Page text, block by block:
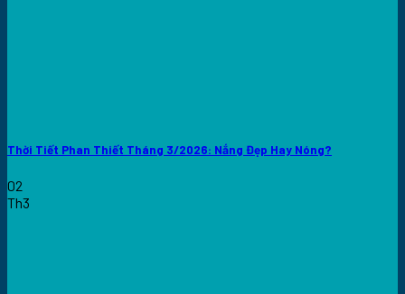
Thời Tiết Phan Thiết Tháng 3/2026: Nắng Đẹp Hay Nóng?
02
Th3